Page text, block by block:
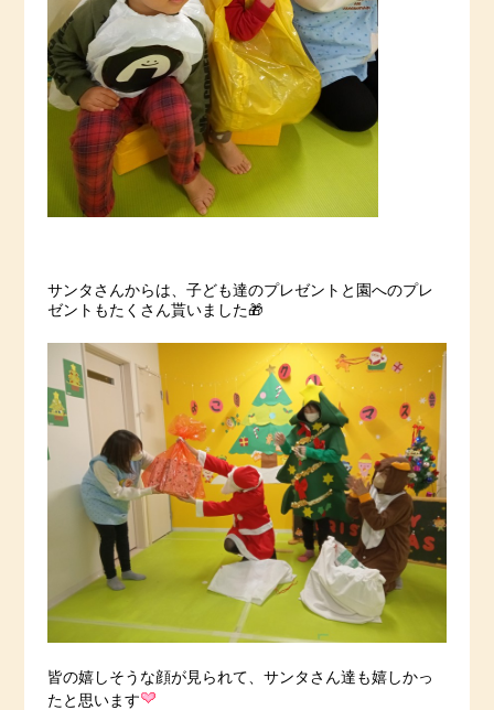
サンタさんからは、子ども達のプレゼントと園へのプレ
ゼントもたくさん貰いました🎁
皆の嬉しそうな顔が見られて、サンタさん達も嬉しかっ
たと思います